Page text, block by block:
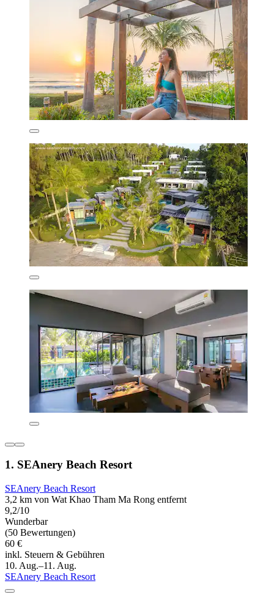
1. SEAnery Beach Resort
SEAnery Beach Resort
3,2 km von Wat Khao Tham Ma Rong entfernt
9,2/10
Wunderbar
(50 Bewertungen)
60 €
inkl. Steuern & Gebühren
10. Aug.–11. Aug.
SEAnery Beach Resort